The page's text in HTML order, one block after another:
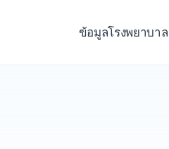
ข้อมูลโรงพยาบาล